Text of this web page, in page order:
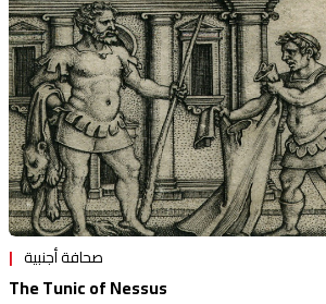
صحافة أجنبية
The Tunic of Nessus